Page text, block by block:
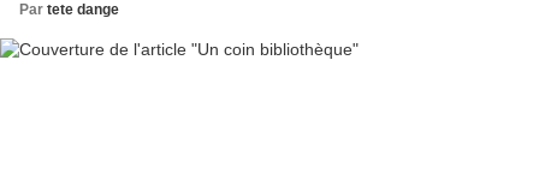
Par tete dange